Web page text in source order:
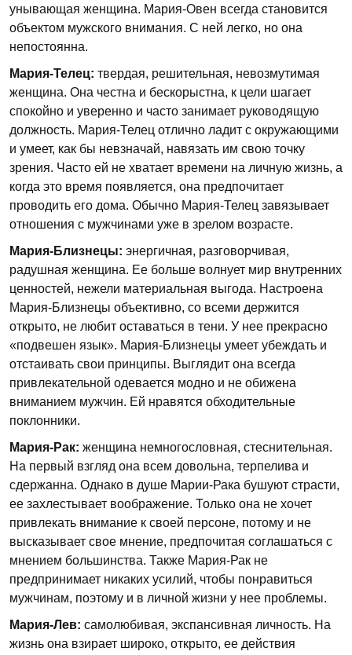
унывающая женщина. Мария-Овен всегда становится
объектом мужского внимания. С ней легко, но она
непостоянна.
Мария-Телец: твердая, решительная, невозмутимая
женщина. Она честна и бескорыстна, к цели шагает
спокойно и уверенно и часто занимает руководящую
должность. Мария-Телец отлично ладит с окружающими
и умеет, как бы невзначай, навязать им свою точку
зрения. Часто ей не хватает времени на личную жизнь, а
когда это время появляется, она предпочитает
проводить его дома. Обычно Мария-Телец завязывает
отношения с мужчинами уже в зрелом возрасте.
Мария-Близнецы: энергичная, разговорчивая,
радушная женщина. Ее больше волнует мир внутренних
ценностей, нежели материальная выгода. Настроена
Мария-Близнецы объективно, со всеми держится
открыто, не любит оставаться в тени. У нее прекрасно
«подвешен язык». Мария-Близнецы умеет убеждать и
отстаивать свои принципы. Выглядит она всегда
привлекательной одевается модно и не обижена
вниманием мужчин. Ей нравятся обходительные
поклонники.
Мария-Рак: женщина немногословная, стеснительная.
На первый взгляд она всем довольна, терпелива и
сдержанна. Однако в душе Марии-Рака бушуют страсти,
ее захлестывает воображение. Только она не хочет
привлекать внимание к своей персоне, потому и не
высказывает свое мнение, предпочитая соглашаться с
мнением большинства. Также Мария-Рак не
предпринимает никаких усилий, чтобы понравиться
мужчинам, поэтому и в личной жизни у нее проблемы.
Мария-Лев: самолюбивая, экспансивная личность. На
жизнь она взирает широко, открыто, ее действия